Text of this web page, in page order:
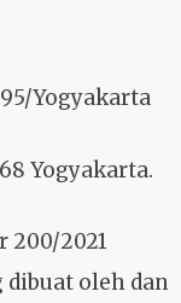
Yogyakarta
Yogyakarta.
200/2021
dibuat oleh dan